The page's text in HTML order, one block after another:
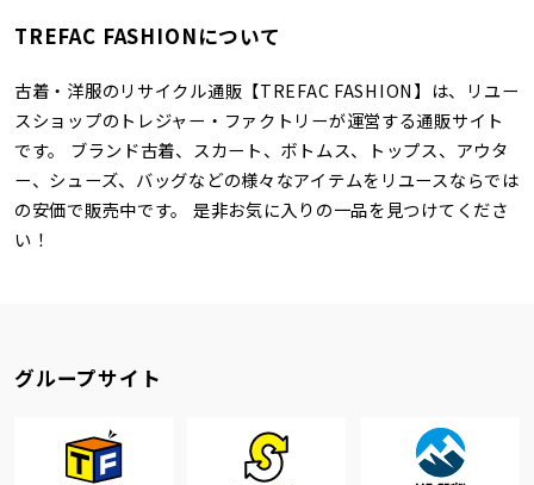
TREFAC FASHIONについて
古着・洋服のリサイクル通販【TREFAC FASHION】は、リユー
スショップのトレジャー・ファクトリーが運営する通販サイト
です。 ブランド古着、スカート、ボトムス、トップス、アウタ
ー、シューズ、バッグなどの様々なアイテムをリユースならでは
の安価で販売中です。 是非お気に入りの一品を見つけてくださ
い！
グループサイト